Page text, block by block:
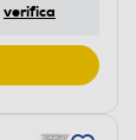
verifica